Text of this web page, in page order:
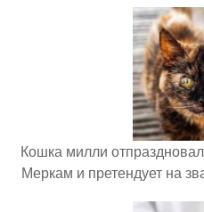
Кошка милли
Меркам и претендует на